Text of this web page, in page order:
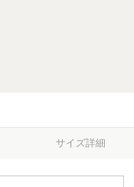
サイズ詳細